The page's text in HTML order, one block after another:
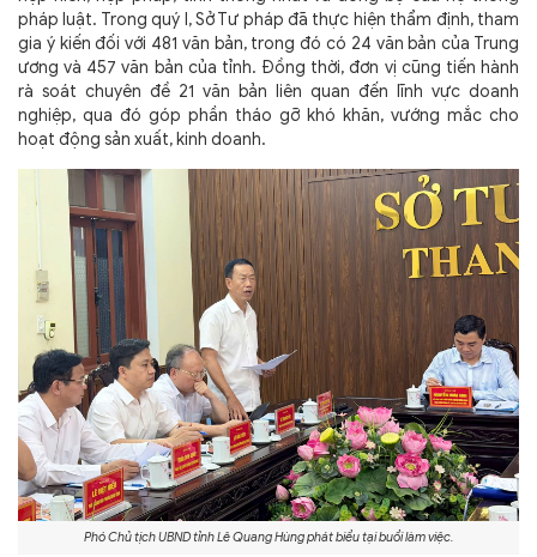
pháp luật. Trong quý I, Sở Tư pháp đã thực hiện thẩm định, tham
gia ý kiến đối với 481 văn bản, trong đó có 24 văn bản của Trung
ương và 457 văn bản của tỉnh. Đồng thời, đơn vị cũng tiến hành
rà soát chuyên đề 21 văn bản liên quan đến lĩnh vực doanh
nghiệp, qua đó góp phần tháo gỡ khó khăn, vướng mắc cho
hoạt động sản xuất, kinh doanh.
Phó Chủ tịch UBND tỉnh Lê Quang Hùng phát biểu tại buổi làm việc.